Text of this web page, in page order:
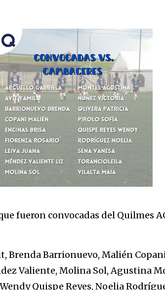
fueron convocadas del Quilmes
Brenda Barrionuevo, Malién
Valiente, Molina Sol, Agustina
Quispe Reyes, Noelia